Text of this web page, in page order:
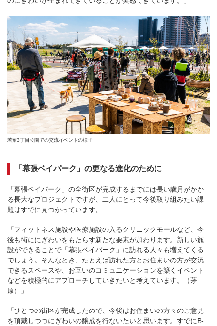
若葉3丁目公園での交流イベントの様子
「幕張ベイパーク」の更なる進化のために
「幕張ベイパーク」の全街区が完成するまでには長い歳月がかか
る長大なプロジェクトですが、二人にとって今後取り組みたい課
題はすでに見つかっています。
「フィットネス施設や医療施設の入るクリニックモールなど、今
後も街ににぎわいをもたらす新たな要素が加わります。新しい施
設ができることで「幕張ベイパーク」に訪れる人々も増えてくる
でしょう。そんなとき、たとえば訪れた方とお住まいの方が交流
できるスペースや、お互いのコミュニケーションを築くイベント
などを積極的にアプローチしていきたいと考えています。（茅
原）」
「ひとつの街区が完成したので、今後はお住まいの方々のご意見
を頂戴しつつにぎわいの醸成を行ないたいと思います。すでにB-